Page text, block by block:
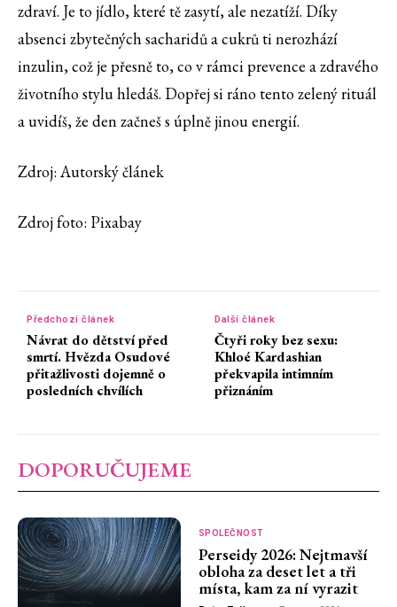
zdraví. Je to jídlo, které tě zasytí, ale nezatíží. Díky
absenci zbytečných sacharidů a cukrů ti nerozhází
inzulin, což je přesně to, co v rámci prevence a zdravého
životního stylu hledáš. Dopřej si ráno tento zelený rituál
a uvidíš, že den začneš s úplně jinou energií.
Zdroj: Autorský článek
Zdroj foto: Pixabay
Předchozí článek
Návrat do dětství před
smrtí. Hvězda Osudové
přitažlivosti dojemně o
posledních chvílích
Další článek
Čtyři roky bez sexu:
Khloé Kardashian
překvapila intimním
přiznáním
DOPORUČUJEME
SPOLEČNOST
Perseidy 2026: Nejtmavší
obloha za deset let a tři
místa, kam za ní vyrazit